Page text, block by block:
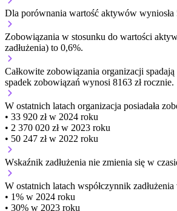
Dla porównania wartość aktywów wyniosła
Zobowiązania w stosunku do wartości
zadłużenia) to 0,6%.
Całkowite zobowiązania organizacji
spadek zobowiązań wynosi 8163 zł rocznie.
W ostatnich latach organizacja posiadała
• 33 920 zł w 2024 roku
• 2 370 020 zł w 2023 roku
• 50 247 zł w 2022 roku
Wskaźnik zadłużenia nie zmienia się w
W ostatnich latach współczynnik zadłużenia
• 1% w 2024 roku
• 30% w 2023 roku